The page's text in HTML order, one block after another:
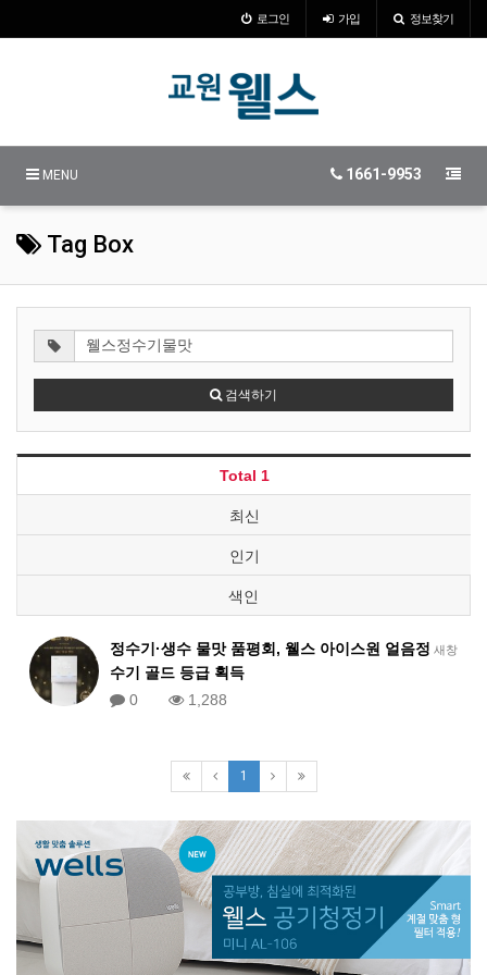
로그인 가입 정보찾기
MENU 1661-9953
Tag Box
검색하기
Total 1
최신
인기
색인
새창
정수기·생수 물맛 품평회, 웰스 아이스원 얼음정
수기 골드 등급 획득
0
1,288
1